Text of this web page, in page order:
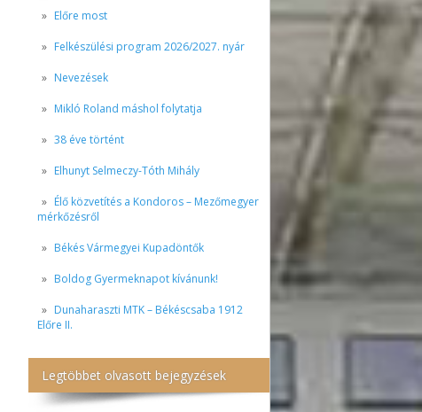
Előre most
Felkészülési program 2026/2027. nyár
Nevezések
Mikló Roland máshol folytatja
38 éve történt
Elhunyt Selmeczy-Tóth Mihály
Élő közvetítés a Kondoros – Mezőmegyer
mérkőzésről
Békés Vármegyei Kupadöntők
Boldog Gyermeknapot kívánunk!
Dunaharaszti MTK – Békéscsaba 1912
Előre II.
Legtöbbet olvasott bejegyzések